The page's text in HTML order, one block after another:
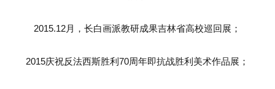
2015.12月，长白画派教研成果吉林省高校巡回展；
2015庆祝反法西斯胜利70周年即抗战胜利美术作品展；